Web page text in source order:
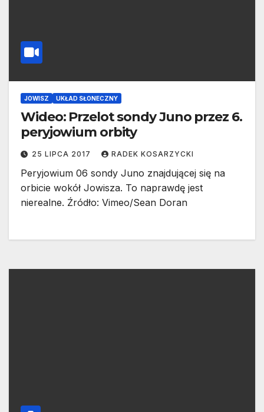
JOWISZ UKŁAD SŁONECZNY
Wideo: Przelot sondy Juno przez 6.
peryjowium orbity
25 LIPCA 2017 RADEK KOSARZYCKI
Peryjowium 06 sondy Juno znajdującej się na
orbicie wokół Jowisza. To naprawdę jest
nierealne. Źródło: Vimeo/Sean Doran